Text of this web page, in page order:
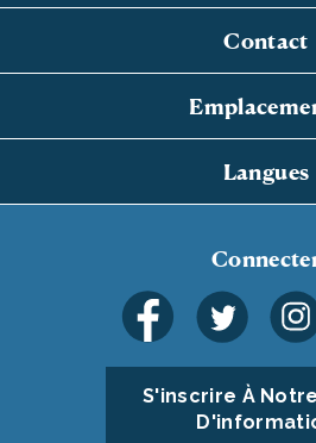
Contact
Langues
S'inscrire À